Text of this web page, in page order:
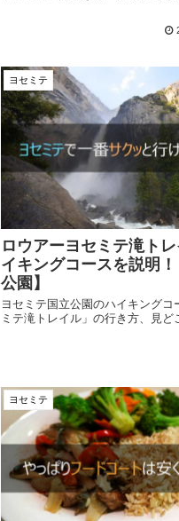
ヨセミテ
ロウアーヨセミテ滝ト
イキングコースを説明
公園】
ヨセミテ国立公園のハイキングコ
ミテ滝トレイル」の行き方、見ど
ヨセミテ